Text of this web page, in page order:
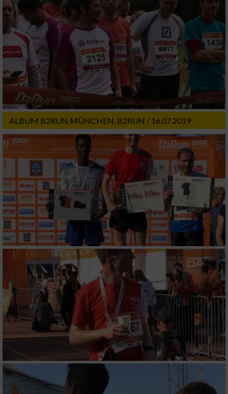
ALBUM B2RUN MÜNCHEN, B2RUN / 16.07.2019
Geräte anhand von aktiv angeforderten
Informationen identifizieren
Nicht-IAB-Verarbeitungszwecke:
Notwendig
Performance
Funktional
Werbung